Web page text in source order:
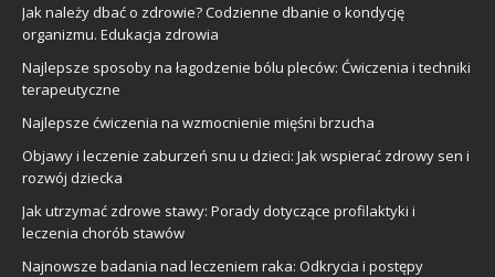
Jak należy dbać o zdrowie? Codzienne dbanie o kondycję
organizmu. Edukacja zdrowia
Najlepsze sposoby na łagodzenie bólu pleców: Ćwiczenia i techniki
terapeutyczne
Najlepsze ćwiczenia na wzmocnienie mięśni brzucha
Objawy i leczenie zaburzeń snu u dzieci: Jak wspierać zdrowy sen i
rozwój dziecka
Jak utrzymać zdrowe stawy: Porady dotyczące profilaktyki i
leczenia chorób stawów
Najnowsze badania nad leczeniem raka: Odkrycia i postępy